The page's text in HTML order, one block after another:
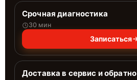
Срочная диагностика
30 мин
Записаться
Доставка в сервис и обратно